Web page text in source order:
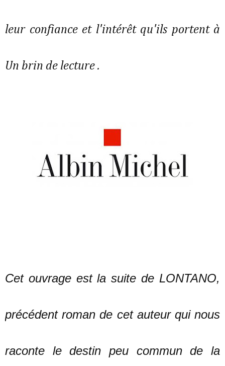
leur confiance et l'intérêt qu'ils portent à
Un brin de lecture .
Cet ouvrage est la suite de LONTANO,
précédent roman de cet auteur qui nous
raconte le destin peu commun de la